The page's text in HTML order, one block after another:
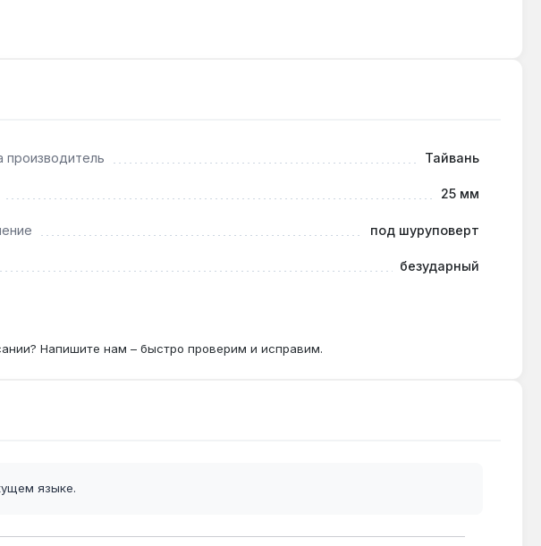
консолей и другой техники, где используются винты Tri-Wing.
снижая риск повреждения шлица при разборке.
использовать обычный шуруповерт.
производитель Тайвань
25 мм
под шуруповерт
безударный
Напишите нам – быстро проверим и исправим.
языке.